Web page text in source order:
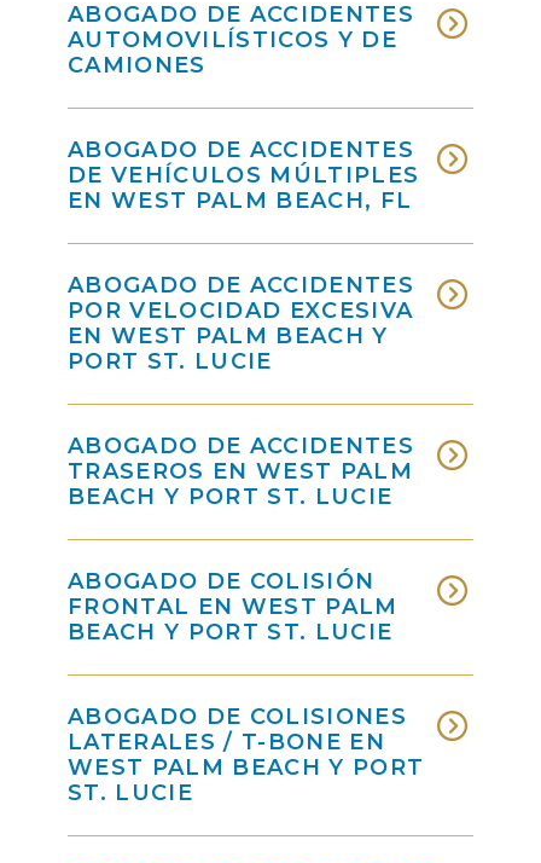
ABOGADO DE ACCIDENTES
AUTOMOVILÍSTICOS Y DE
CAMIONES
ABOGADO DE ACCIDENTES
DE VEHÍCULOS MÚLTIPLES
EN WEST PALM BEACH, FL
ABOGADO DE ACCIDENTES
POR VELOCIDAD EXCESIVA
EN WEST PALM BEACH Y
PORT ST. LUCIE
ABOGADO DE ACCIDENTES
TRASEROS EN WEST PALM
BEACH Y PORT ST. LUCIE
ABOGADO DE COLISIÓN
FRONTAL EN WEST PALM
BEACH Y PORT ST. LUCIE
ABOGADO DE COLISIONES
LATERALES / T-BONE EN
WEST PALM BEACH Y PORT
ST. LUCIE